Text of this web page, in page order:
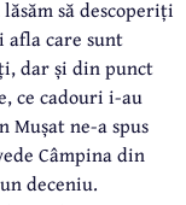
să descoperiți
afla care sunt
dar și din punct
ce cadouri i-au
Mușat ne-a spus
Câmpina din
deceniu.